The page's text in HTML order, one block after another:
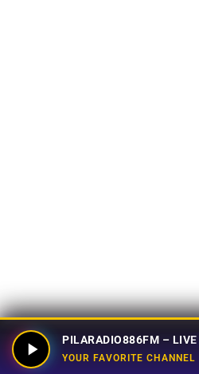
PILARADIO886FM – LIVE
YOUR FAVORITE CHANNEL